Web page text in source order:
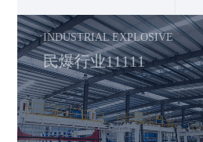
INDUSTRIAL EXPLOSIVE
民爆行业11111